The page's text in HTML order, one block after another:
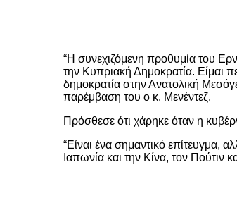
“Η συνεχιζόμενη προθυμία του
την Κυπριακή Δημοκρατία. Είμαι
δημοκρατία στην Ανατολική
παρέμβαση του ο κ. Μενέντεζ.
Πρόσθεσε ότι χάρηκε όταν η
“Είναι ένα σημαντικό επίτευγμα,
Ιαπωνία και την Κίνα, τον Πούτιν